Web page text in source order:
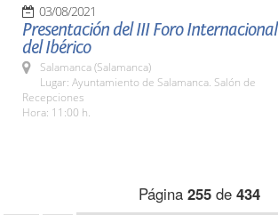
03/08/2021
Presentación del III Foro Internacional
del Ibérico
Salamanca (Salamanca)
Lugar: Ayuntamiento de Salamanca. Salón de
Recepciones
Hora: 11:00 h.
Página 255de 434